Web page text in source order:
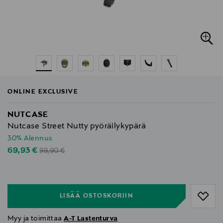
ONLINE EXCLUSIVE
NUTCASE
Nutcase Street Nutty pyöräilykypärä
30% Alennus
Discounted Price
69,93 €Original Price
99,90 €
LISÄÄ OSTOSKORIIN
Myy ja toimittaaA-T Lastenturva